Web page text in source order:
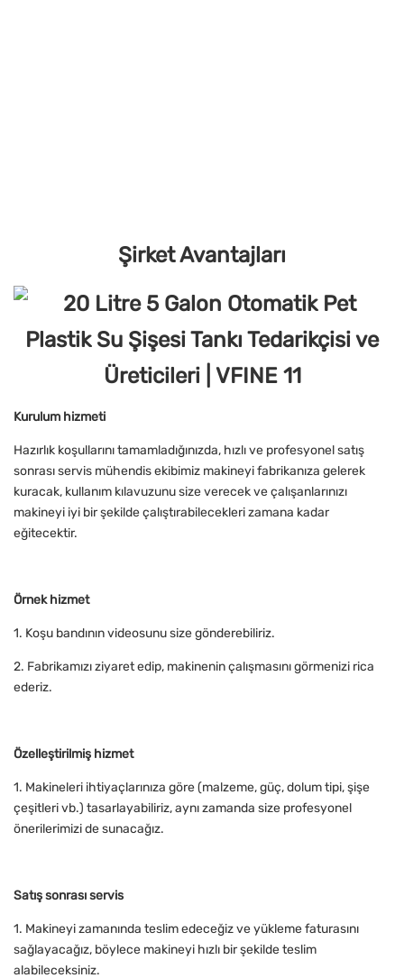
Şirket Avantajları
Kurulum hizmeti
Hazırlık koşullarını tamamladığınızda, hızlı ve profesyonel satış
sonrası servis mühendis ekibimiz makineyi fabrikanıza gelerek
kuracak, kullanım kılavuzunu size verecek ve çalışanlarınızı
makineyi iyi bir şekilde çalıştırabilecekleri zamana kadar
eğitecektir.
Örnek hizmet
1. Koşu bandının videosunu size gönderebiliriz.
2. Fabrikamızı ziyaret edip, makinenin çalışmasını görmenizi rica
ederiz.
Özelleştirilmiş hizmet
1. Makineleri ihtiyaçlarınıza göre (malzeme, güç, dolum tipi, şişe
çeşitleri vb.) tasarlayabiliriz, aynı zamanda size profesyonel
önerilerimizi de sunacağız.
Satış sonrası servis
1. Makineyi zamanında teslim edeceğiz ve yükleme faturasını
sağlayacağız, böylece makineyi hızlı bir şekilde teslim
alabileceksiniz.